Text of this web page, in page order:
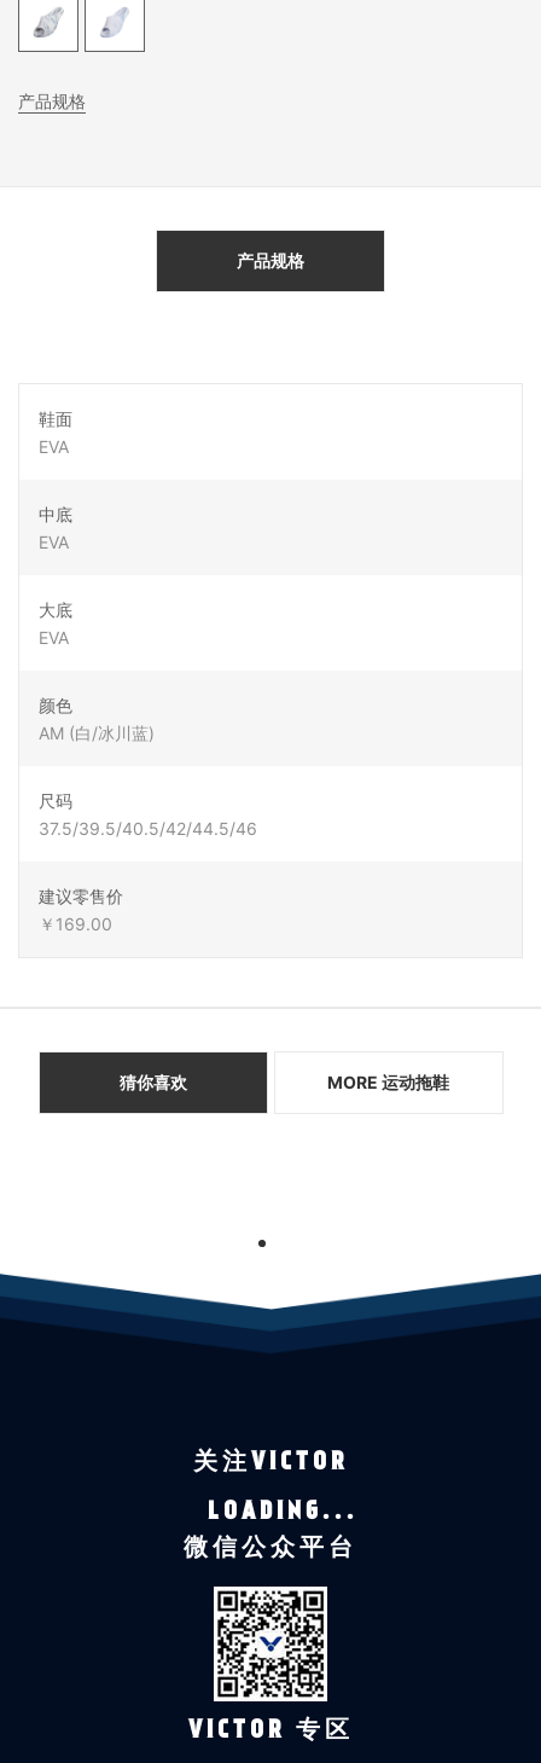
产品规格
产品规格
鞋面
EVA
中底
EVA
大底
EVA
颜色
AM (白/冰川蓝)
尺码
37.5/39.5/40.5/42/44.5/46
建议零售价
￥169.00
猜你喜欢 MORE 运动拖鞋
1
关注VICTOR
LOADING...
微信公众平台
VICTOR 专区